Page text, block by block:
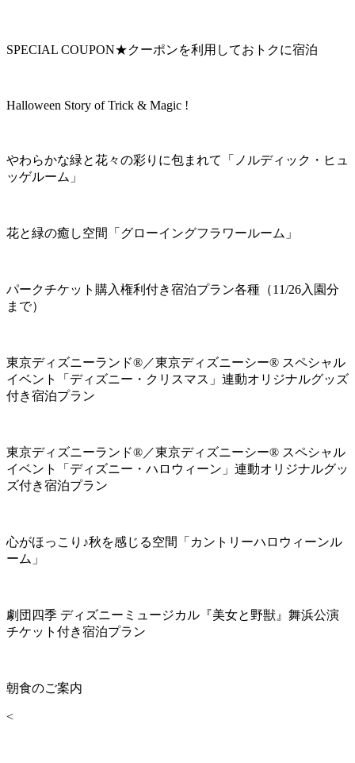
SPECIAL COUPON★クーポンを利用しておトクに宿泊
Halloween Story of Trick & Magic !
やわらかな緑と花々の彩りに包まれて「ノルディック・ヒュ
ッゲルーム」
花と緑の癒し空間「グローイングフラワールーム」
パークチケット購入権利付き宿泊プラン各種（11/26入園分
まで）
東京ディズニーランド®／東京ディズニーシー® スペシャル
イベント「ディズニー・クリスマス」連動オリジナルグッズ
付き宿泊プラン
東京ディズニーランド®／東京ディズニーシー® スペシャル
イベント「ディズニー・ハロウィーン」連動オリジナルグッ
ズ付き宿泊プラン
心がほっこり♪秋を感じる空間「カントリーハロウィーンル
ーム」
劇団四季 ディズニーミュージカル『美女と野獣』舞浜公演
チケット付き宿泊プラン
朝食のご案内
<